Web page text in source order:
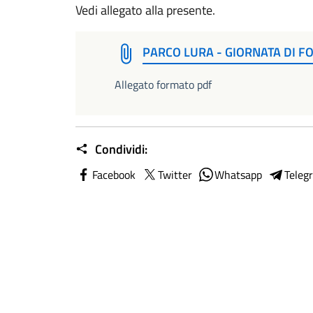
Vedi allegato alla presente.
PARCO LURA - GIORNATA DI
Allegato formato pdf
Condividi:
Facebook Twitter Whatsapp